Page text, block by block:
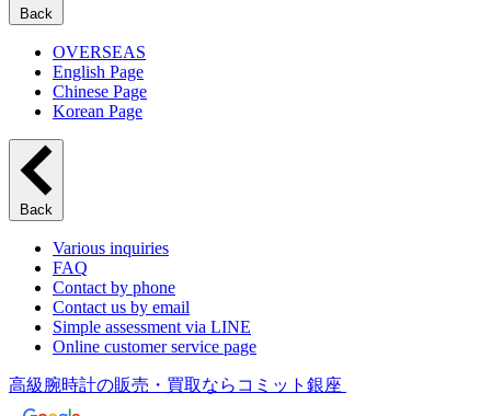
Back
OVERSEAS
English Page
Chinese Page
Korean Page
Back
Various inquiries
FAQ
Contact by phone
Contact us by email
Simple assessment via LINE
Online customer service page
高級腕時計の販売・買取ならコミット銀座